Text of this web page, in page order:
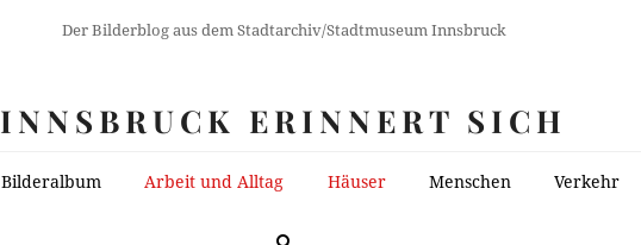
Der Bilderblog aus dem Stadtarchiv/Stadtmuseum Innsbruck
INNSBRUCK ERINNERT SICH
Bilderalbum Arbeit und Alltag Häuser Menschen Verkehr